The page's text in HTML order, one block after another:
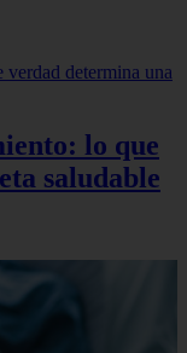
lo que
saludable